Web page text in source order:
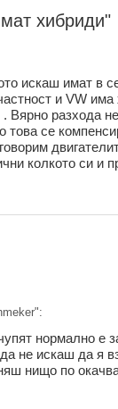
хибриди"
искаш имат в
и VW
Вярно разхода
това се
колкото си и
нормално е
не искаш да я
нищо по